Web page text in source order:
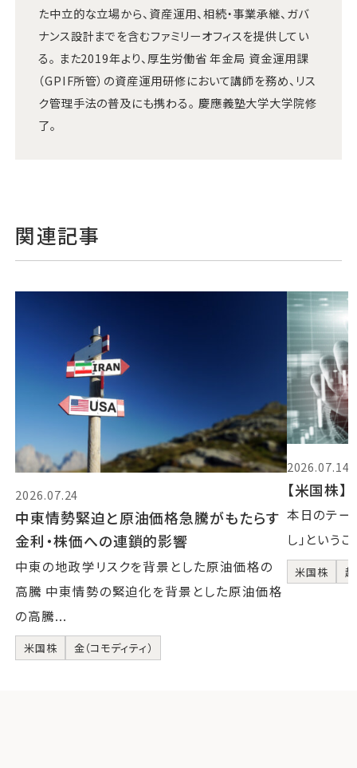
た中立的な立場から、資産運用、相続・事業承継、ガバ
ナンス設計までを含むファミリーオフィスを提供してい
る。 また2019年より、厚生労働省 年金局 資金運用課
（GPIF所管）の資産運用研修において講師を務め、リス
ク管理手法の普及にも携わる。 慶應義塾大学大学院修
了。
関連記事
2026.07.24
中東情勢緊迫と原油価格急騰がもたらす
金利・株価への連鎖的影響
中東の地政学リスクを背景とした原油価格の
高騰 中東情勢の緊迫化を背景とした原油価格
の高騰...
米国株 金（コモディティ）
2026.07.14
【米国株
本日のテー
し」という
米国株